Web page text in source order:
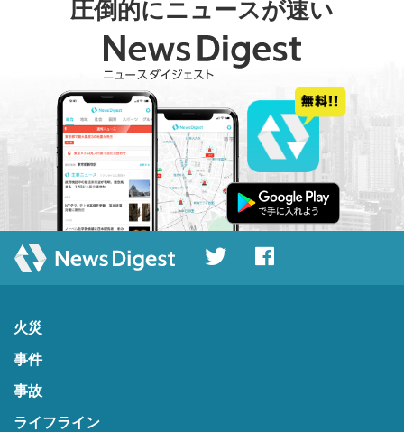
圧倒的にニュースが速い
火災
事件
事故
ライフライン